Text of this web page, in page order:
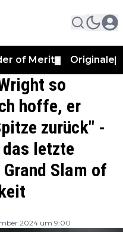
of Merit Originale
so
hoffe, er
zurück" -
das letzte
Slam of
2024 um 9:00